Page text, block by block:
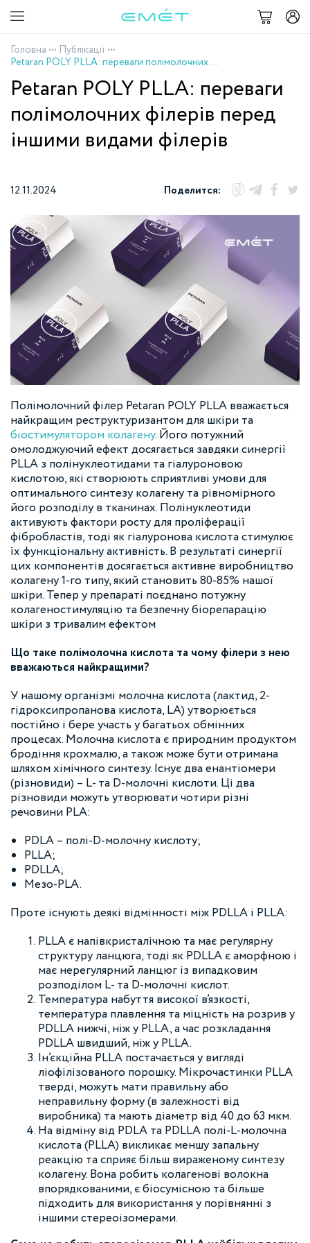
Головна ••• Публікації •••
Petaran POLY PLLA: переваги полімолочних філерів перед іншими видами філерів
Petaran POLY PLLA: переваги
полімолочних філерів перед
іншими видами філерів
12.11.2024 Поделится:
Полімолочний філер Petaran POLY PLLA вважається
найкращим реструктуризантом для шкіри та
біостимулятором колагену. Його потужний
омолоджуючий ефект досягається завдяки синергії
PLLA з полінуклеотидами та гіалуроновою
кислотою, які створюють сприятливі умови для
оптимального синтезу колагену та рівномірного
його розподілу в тканинах. Полінуклеотиди
активують фактори росту для проліферації
фібробластів, тоді як гіалуронова кислота стимулює
їх функціональну активність. В результаті синергії
цих компонентів досягається активне виробництво
колагену 1-го типу, який становить 80-85% нашої
шкіри. Тепер у препараті поєднано потужну
колагеностимуляцію та безпечну біорепарацію
шкіри з тривалим ефектом
Що таке полімолочна кислота та чому філери з нею
вважаються найкращими?
У нашому організмі молочна кислота (лактид, 2-
гідроксипропанова кислота, LA) утворюється
постійно і бере участь у багатьох обмінних
процесах. Молочна кислота є природним продуктом
бродіння крохмалю, а також може бути отримана
шляхом хімічного синтезу. Існує два енантіомери
(різновиди) – L- та D-молочні кислоти. Ці два
різновиди можуть утворювати чотири різні
речовини PLA:
PDLA – полі-D-молочну кислоту;
PLLA;
PDLLA;
Мезо-PLA.
Проте існують деякі відмінності між PDLLA і PLLA:
PLLA є напівкристалічною та має регулярну
структуру ланцюга, тоді як PDLLA є аморфною і
має нерегулярний ланцюг із випадковим
розподілом L- та D-молочні кислот.
Температура набуття високої в’язкості,
температура плавлення та міцність на розрив у
PDLLA нижчі, ніж у PLLA, а час розкладання
PDLLA швидший, ніж у PLLA.
Ін’єкційна PLLA постачається у вигляді
ліофілізованого порошку. Мікрочастинки PLLA
тверді, можуть мати правильну або
неправильну форму (в залежності від
виробника) та мають діаметр від 40 до 63 мкм.
На відміну від PDLA та PDLLA полі-L-молочна
кислота (PLLA) викликає меншу запальну
реакцію та сприяє більш вираженому синтезу
колагену. Вона робить колагенові волокна
впорядкованими, є біосумісною та більше
підходить для використання у порівнянні з
іншими стереоізомерами.